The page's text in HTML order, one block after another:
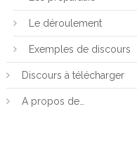
Le déroulement
Exemples de discours
Discours à télécharger
A propos de…